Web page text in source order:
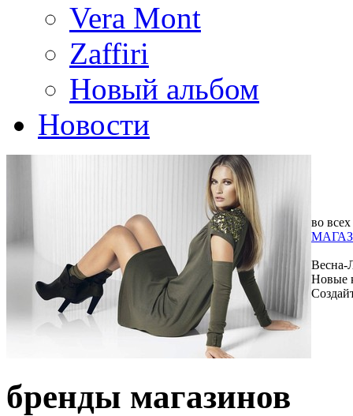
Vera Mont
Zaffiri
Новый альбом
Новости
во всех
Весна-
Новые
бренды магазинов